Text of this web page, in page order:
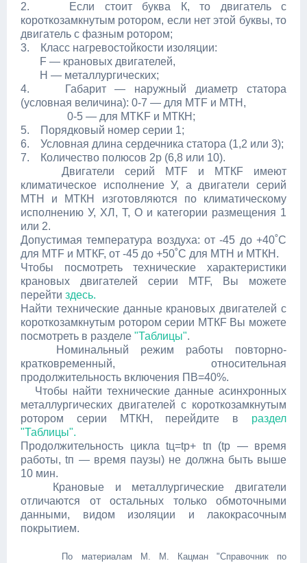
2. Если стоит буква К, то двигатель с
короткозамкнутым ротором, если нет этой буквы, то
двигатель с фазным ротором;
3. Класс нагревостойкости изоляции:
F — крановых двигателей,
Н — металлургических;
4. Габарит — наружный диаметр статора
(условная величина): 0-7 — для MTF и МТН,
0-5 — для MTKF и МТКН;
5. Порядковый номер серии 1;
6. Условная длина сердечника статора (1,2 или 3);
7. Количество полюсов 2p (6,8 или 10).
Двигатели серий ΜΤF и МТКF имеют
климатическое исполнение У, а двигатели серий
МТН и МТКН изготовляются по климатическому
исполнению У, ХЛ, Т, О и категории размещения 1
или 2.
Допустимая температура воздуха: от -45 до +40˚С
для МТF и МТКF, от -45 до +50˚С для МТН и МТКН.
Чтобы посмотреть технические характеристики
крановых двигателей серии MTF, Вы можете
перейти здесь.
Найти технические данные крановых двигателей с
короткозамкнутым ротором серии МТКF Вы можете
посмотреть в разделе "Таблицы".
Номинальный режим работы повторно-
кратковременный, относительная
продолжительность включения ПВ=40%.
Чтобы найти технические данные асинхронных
металлургических двигателей с короткозамкнутым
ротором серии МТКН, перейдите в раздел
"Таблицы".
Продолжительность цикла tц=tр+ tп (tр — время
работы, tп — время паузы) не должна быть выше
10 мин.
Крановые и металлургические двигатели
отличаются от остальных только обмоточными
данными, видом изоляции и лакокрасочным
покрытием.
По материалам М. М. Кацман "Справочник по